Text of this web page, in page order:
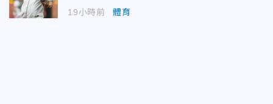
19小時前 體育